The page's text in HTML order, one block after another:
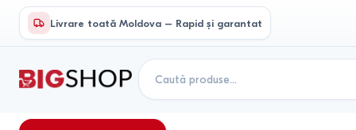
Livrare toată Moldova – Rapid și garantat